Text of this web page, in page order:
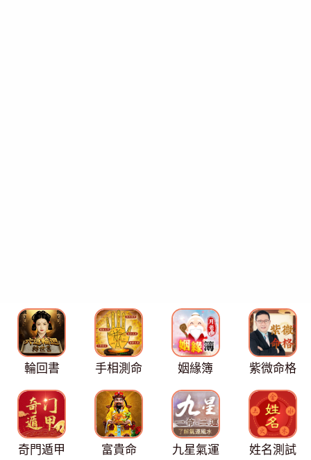
輪回書 手相測命 姻緣簿 紫微命格
奇門遁甲 富貴命 九星氣運 姓名測試